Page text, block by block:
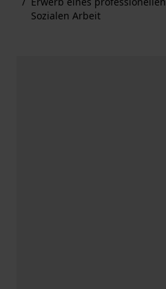
Sozialen Arbeit